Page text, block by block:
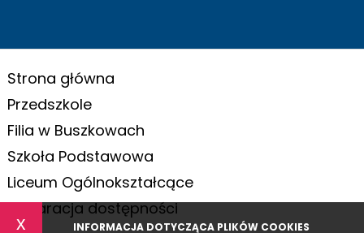
x INFORMACJA DOTYCZĄCA PLIKÓW COOKIES
Strona główna
Przedszkole
Filia w Buszkowach
Szkoła Podstawowa
Liceum Ogólnokształcące
Deklaracja dostępności